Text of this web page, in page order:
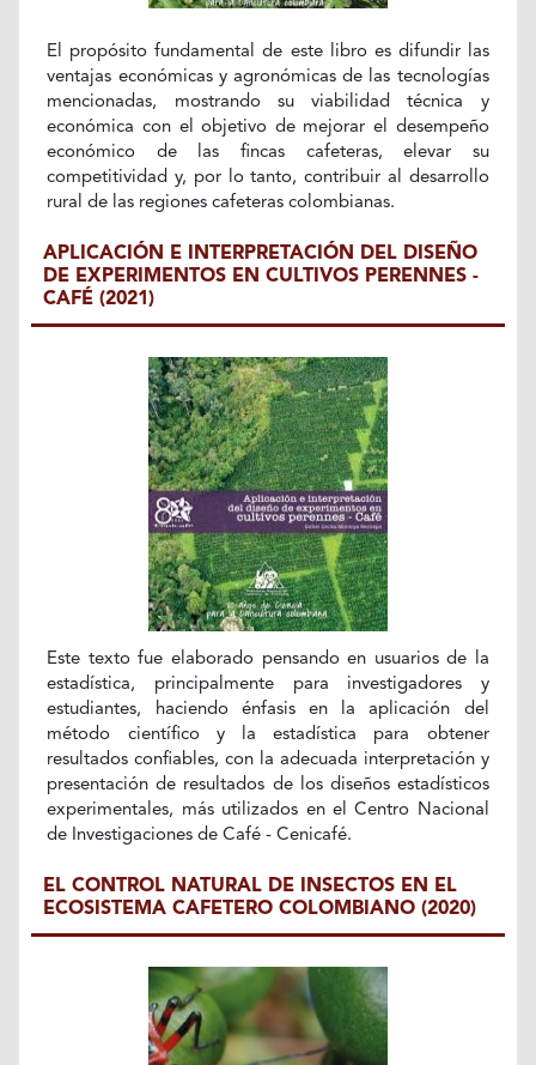
El propósito fundamental de este libro es difundir las
ventajas económicas y agronómicas de las tecnologías
mencionadas, mostrando su viabilidad técnica y
económica con el objetivo de mejorar el desempeño
económico de las fincas cafeteras, elevar su
competitividad y, por lo tanto, contribuir al desarrollo
rural de las regiones cafeteras colombianas.
APLICACIÓN E INTERPRETACIÓN DEL DISEÑO
DE EXPERIMENTOS EN CULTIVOS PERENNES -
CAFÉ (2021)
Este texto fue elaborado pensando en usuarios de la
estadística, principalmente para investigadores y
estudiantes, haciendo énfasis en la aplicación del
método científico y la estadística para obtener
resultados confiables, con la adecuada interpretación y
presentación de resultados de los diseños estadísticos
experimentales, más utilizados en el Centro Nacional
de Investigaciones de Café - Cenicafé.
EL CONTROL NATURAL DE INSECTOS EN EL
ECOSISTEMA CAFETERO COLOMBIANO (2020)